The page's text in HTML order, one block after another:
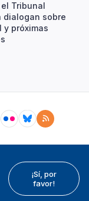
Tribunal
dialogan sobre
próximas
¡Sí, por
favor!